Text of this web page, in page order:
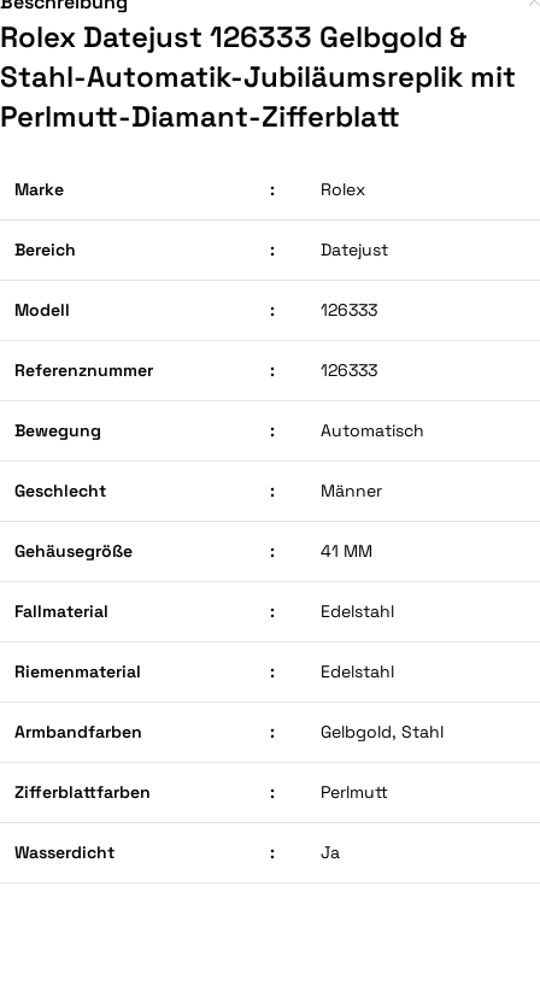
Rolex Datejust 126333 Gelbgold &
Stahl-Automatik-Jubiläumsreplik mit
Perlmutt-Diamant-Zifferblatt
Marke : Rolex
Bereich : Datejust
Modell : 126333
Referenznummer : 126333
Bewegung : Automatisch
Geschlecht : Männer
Gehäusegröße : 41 MM
Fallmaterial : Edelstahl
Riemenmaterial : Edelstahl
Armbandfarben : Gelbgold, Stahl
Zifferblattfarben : Perlmutt
Wasserdicht : Ja